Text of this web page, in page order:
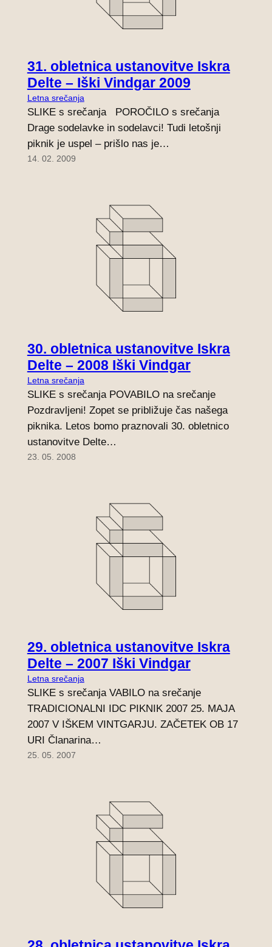
31. obletnica ustanovitve Iskra
Delte – Iški Vindgar 2009
Letna srečanja
SLIKE s srečanja POROČILO s srečanja
Drage sodelavke in sodelavci! Tudi letošnji
piknik je uspel – prišlo nas je…
14. 02. 2009
30. obletnica ustanovitve Iskra
Delte – 2008 Iški Vindgar
Letna srečanja
SLIKE s srečanja POVABILO na srečanje
Pozdravljeni! Zopet se približuje čas našega
piknika. Letos bomo praznovali 30. obletnico
ustanovitve Delte…
23. 05. 2008
29. obletnica ustanovitve Iskra
Delte – 2007 Iški Vindgar
Letna srečanja
SLIKE s srečanja VABILO na srečanje
TRADICIONALNI IDC PIKNIK 2007 25. MAJA
2007 V IŠKEM VINTGARJU. ZAČETEK OB 17
URI Članarina…
25. 05. 2007